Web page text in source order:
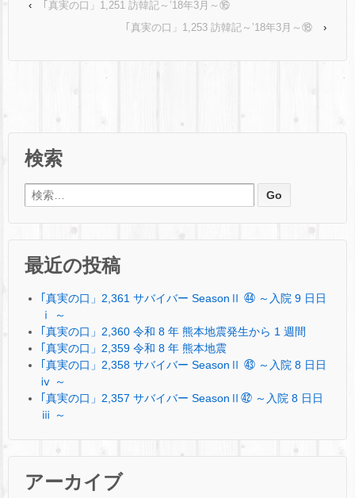
‹
｢真実の口」1,251 訪韓記～’18年3月～⑯
｢真実の口」1,253 訪韓記～’18年3月～⑱
›
検索
検索:
最近の投稿
｢真実の口」2,361 サバイバー SeasonⅡ ㊹ ～入院 9 日日
ⅰ ～
｢真実の口」2,360 令和 8 年 熊本地震発生から 1 週間
｢真実の口」2,359 令和 8 年 熊本地震
｢真実の口」2,358 サバイバー SeasonⅡ ㊸ ～入院 8 日日
ⅳ ～
｢真実の口」2,357 サバイバー SeasonⅡ㊷ ～入院 8 日日
ⅲ ～
アーカイブ